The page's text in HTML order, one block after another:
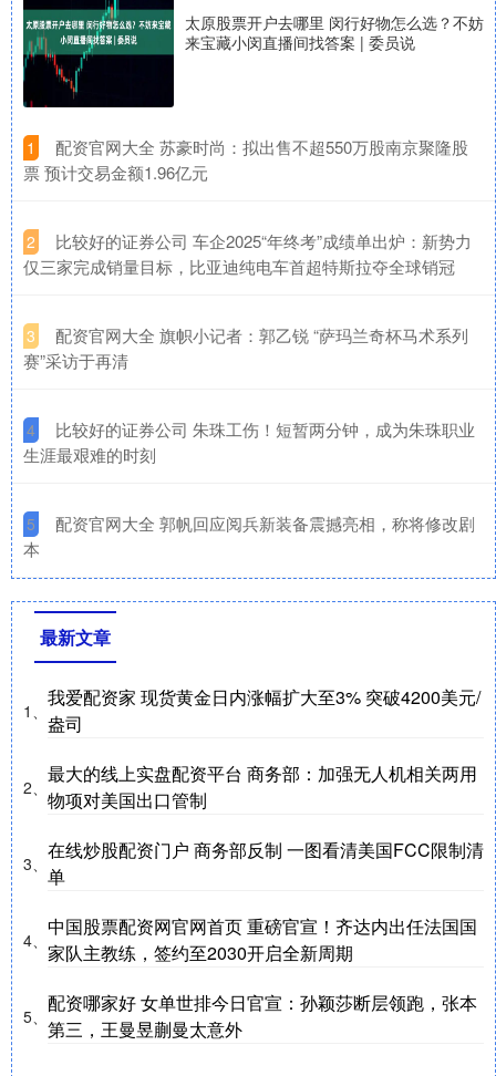
太原股票开户去哪里 闵行好物怎么选？不妨
来宝藏小闵直播间找答案 | 委员说
1
​配资官网大全 苏豪时尚：拟出售不超550万股南京聚隆股
票 预计交易金额1.96亿元
2
​比较好的证券公司 车企2025“年终考”成绩单出炉：新势力
仅三家完成销量目标，比亚迪纯电车首超特斯拉夺全球销冠
3
​配资官网大全 旗帜小记者：郭乙锐 “萨玛兰奇杯马术系列
赛”采访于再清
4
​比较好的证券公司 朱珠工伤！短暂两分钟，成为朱珠职业
生涯最艰难的时刻
5
​配资官网大全 郭帆回应阅兵新装备震撼亮相，称将修改剧
本
最新文章
1、
我爱配资家 现货黄金日内涨幅扩大至3% 突破4200美元/
盎司
2、
最大的线上实盘配资平台 商务部：加强无人机相关两用
物项对美国出口管制
3、
在线炒股配资门户 商务部反制 一图看清美国FCC限制清
单
4、
中国股票配资网官网首页 重磅官宣！齐达内出任法国国
家队主教练，签约至2030开启全新周期
5、
配资哪家好 女单世排今日官宣：孙颖莎断层领跑，张本
第三，王曼昱蒯曼太意外